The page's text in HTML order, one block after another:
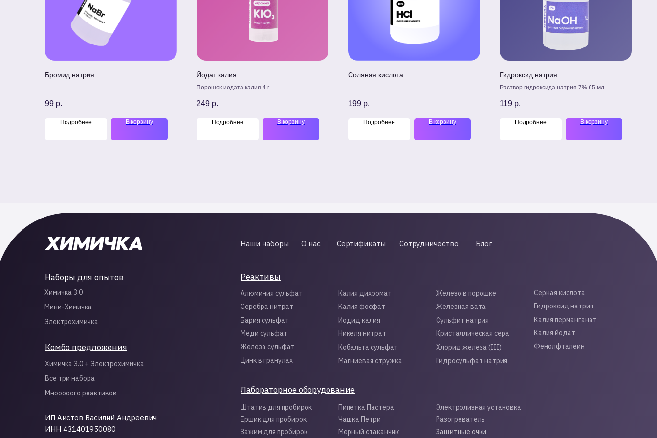
Бромид натрия
99 р.
Подробнее В корзину
Йодат калия
Порошок иодата калия 4 г
249 р.
Подробнее В корзину
Соляная кислота
199 р.
Подробнее В корзину
Гидроксид натрия
Раствор гидроксида натрия 7% 65 мл
119 р.
Подробнее В корзину
ИП Аистов Василий Андреевич
ИНН 431401950080
Блог
Сотрудничество
Сертификаты
О нас
Химичка 3.0 + Электрохимичка
Все три набора
Мнооооого реактивов
Серная кислота
Гидроксид натрия
Калия перманганат
Железа сульфат
Меди сульфат
Бария сульфат
Серебра нитрат
Алюминия сульфат
Штатив для пробирок
Ершик для пробирок
Разогреватель
Зажим для пробирок
Электролизная установка
Пипетка Пастера
Чашка Петри
Защитные очки
Мерный стаканчик
Калия йодат
Фенолфталеин
Магниевая стружка
Кобальта сульфат
Никеля нитрат
Иодид калия
Калия фосфат
Калия дихромат
Гидросульфат натрия
Цинк в гранулах
Хлорид железа (III)
Кристаллическая сера
Сульфит натрия
Железная вата
Железо в порошке
Наши наборы
Реактивы
Лабораторное оборудование
Наборы для опытов
Комбо предложения
Химичка 3.0
Мини-Химичка
Электрохимичка